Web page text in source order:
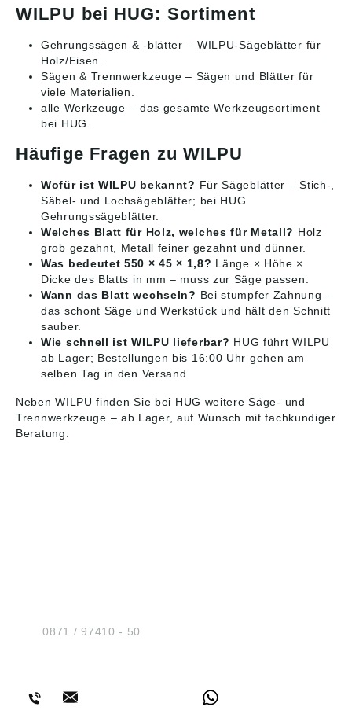
WILPU bei HUG: Sortiment
Gehrungssägen & -blätter – WILPU-Sägeblätter für
Holz/Eisen.
Sägen & Trennwerkzeuge – Sägen und Blätter für
viele Materialien.
alle Werkzeuge – das gesamte Werkzeugsortiment
bei HUG.
Häufige Fragen zu WILPU
Wofür ist WILPU bekannt? Für Sägeblätter – Stich-,
Säbel- und Lochsägeblätter; bei HUG
Gehrungssägeblätter.
Welches Blatt für Holz, welches für Metall? Holz
grob gezahnt, Metall feiner gezahnt und dünner.
Was bedeutet 550 × 45 × 1,8? Länge × Höhe ×
Dicke des Blatts in mm – muss zur Säge passen.
Wann das Blatt wechseln? Bei stumpfer Zahnung –
das schont Säge und Werkstück und hält den Schnitt
sauber.
Wie schnell ist WILPU lieferbar? HUG führt WILPU
ab Lager; Bestellungen bis 16:00 Uhr gehen am
selben Tag in den Versand.
Neben WILPU finden Sie bei HUG weitereSäge- und
Trennwerkzeuge – ab Lager, auf Wunsch mit fachkundiger
Beratung.
Tel.:0871 / 97410 - 50